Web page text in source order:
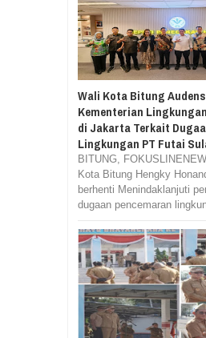
Wali Kota Bitung
Kementerian
di Jakarta Terkait
Lingkungan PT Futai
BITUNG,
Kota Bitung Hengky
berhenti Menindaklanjuti
dugaan pencemaran